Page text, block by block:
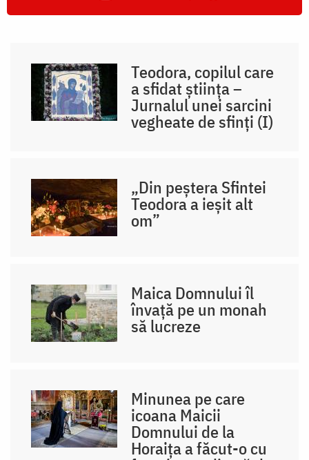
Teodora, copilul care
a sfidat știința –
Jurnalul unei sarcini
vegheate de sfinți (I)
„Din peștera Sfintei
Teodora a ieșit alt
om”
Maica Domnului îl
învață pe un monah
să lucreze
Minunea pe care
icoana Maicii
Domnului de la
Horaița a făcut-o cu